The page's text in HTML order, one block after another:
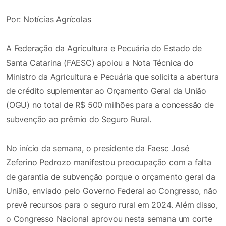
Por: Notícias Agrícolas
A Federação da Agricultura e Pecuária do Estado de
Santa Catarina (FAESC) apoiou a Nota Técnica do
Ministro da Agricultura e Pecuária que solicita a abertura
de crédito suplementar ao Orçamento Geral da União
(OGU) no total de R$ 500 milhões para a concessão de
subvenção ao prêmio do Seguro Rural.
No início da semana, o presidente da Faesc José
Zeferino Pedrozo manifestou preocupação com a falta
de garantia de subvenção porque o orçamento geral da
União, enviado pelo Governo Federal ao Congresso, não
prevê recursos para o seguro rural em 2024. Além disso,
o Congresso Nacional aprovou nesta semana um corte